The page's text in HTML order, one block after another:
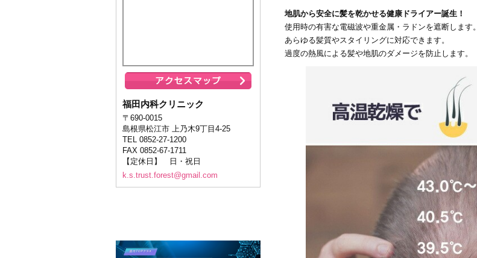
福田内科クリニック
〒690-0015
島根県松江市 上乃木9丁目4-25
TEL 0852-27-1200
FAX 0852-67-1711
【定休日】 日・祝日
k.s.trust.forest@gmail.com
地肌から安全に髪を乾かせる健康ドライアー誕生！
使用時の有害な電磁波や重金属・ラドンを遮断します。
あらゆる髪質やスタイリングに対応できます。
過度の熱風による髪や地肌のダメージを防止します。